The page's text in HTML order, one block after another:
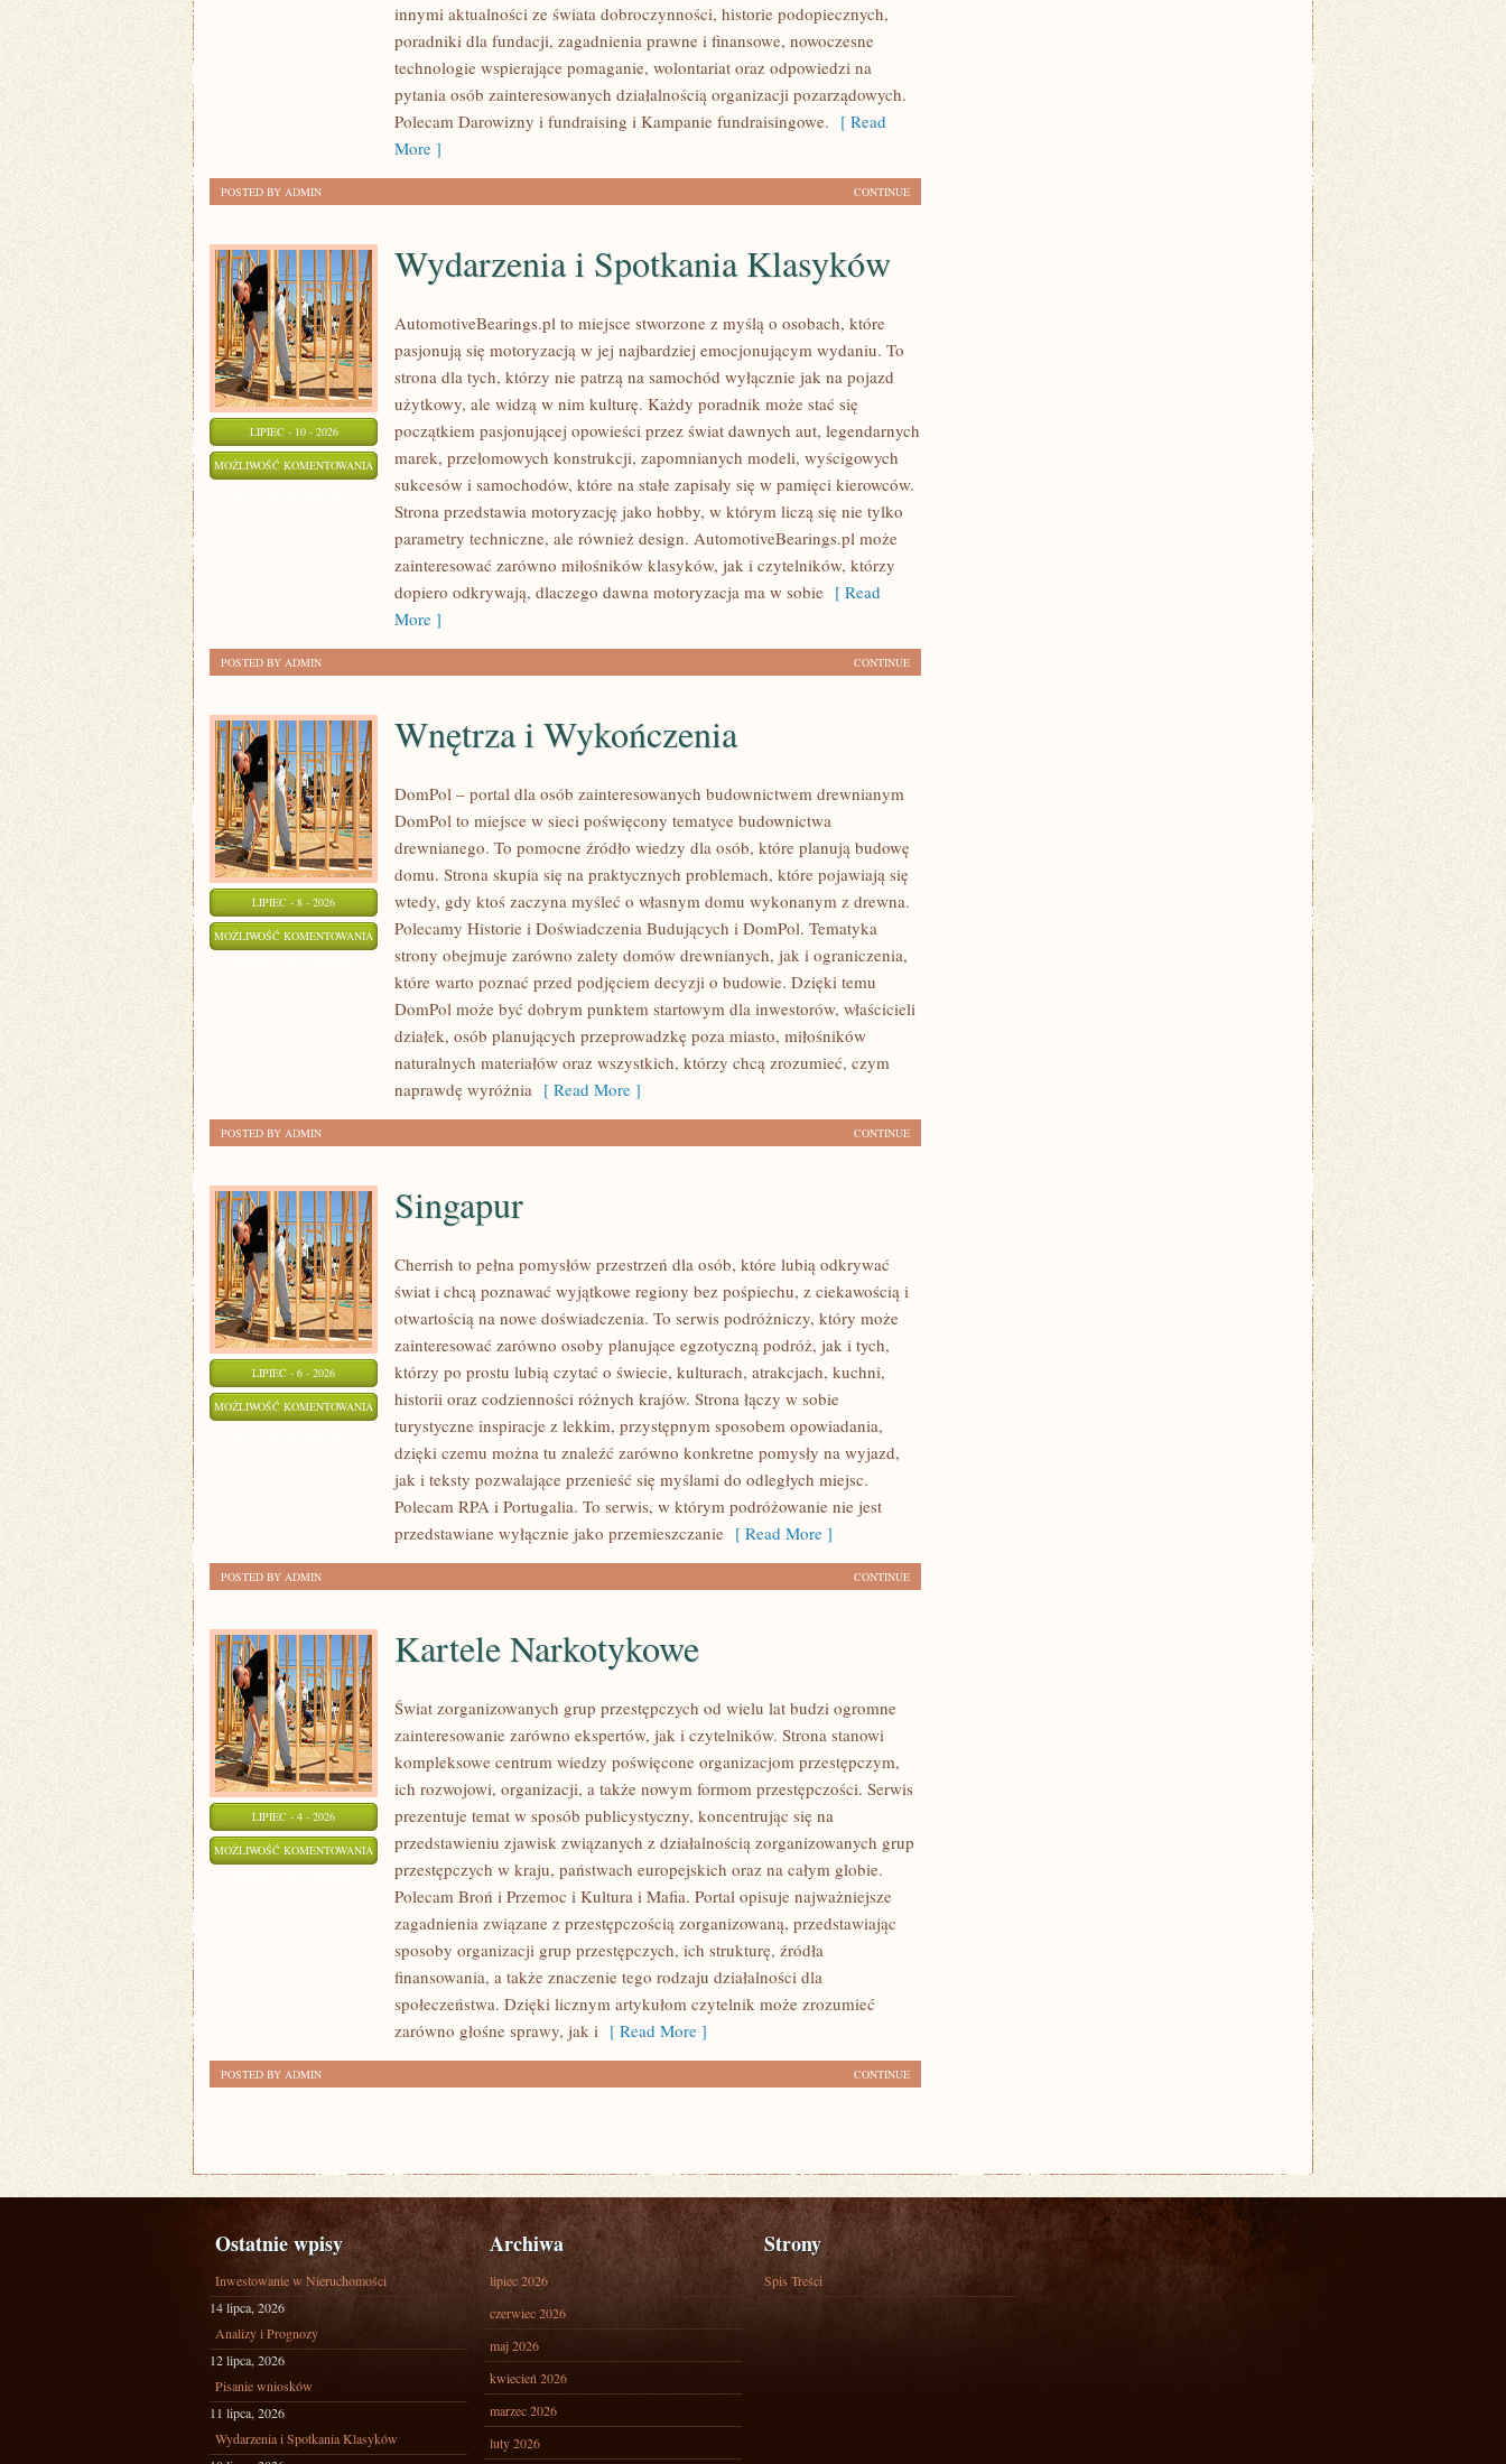
innymi aktualności ze świata dobroczynności, historie podopiecznych,
poradniki dla fundacji, zagadnienia prawne i finansowe, nowoczesne
technologie wspierające pomaganie, wolontariat oraz odpowiedzi na
pytania osób zainteresowanych działalnością organizacji pozarządowych.
Polecam Darowizny i fundraising i Kampanie fundraisingowe. [ Read
More ]
CONTINUE
POSTED BY ADMIN
LIPIEC - 10 - 2026
MOŻLIWOŚĆ KOMENTOWANIA WYDARZENIA
SPOTKANIA
KLASYKÓW
Wydarzenia i Spotkania Klasyków
AutomotiveBearings.pl to miejsce stworzone z myślą o osobach, które
pasjonują się motoryzacją w jej najbardziej emocjonującym wydaniu. To
strona dla tych, którzy nie patrzą na samochód wyłącznie jak na pojazd
użytkowy, ale widzą w nim kulturę. Każdy poradnik może stać się
początkiem pasjonującej opowieści przez świat dawnych aut, legendarnych
marek, przełomowych konstrukcji, zapomnianych modeli, wyścigowych
sukcesów i samochodów, które na stałe zapisały się w pamięci kierowców.
Strona przedstawia motoryzację jako hobby, w którym liczą się nie tylko
parametry techniczne, ale również design. AutomotiveBearings.pl może
zainteresować zarówno miłośników klasyków, jak i czytelników, którzy
dopiero odkrywają, dlaczego dawna motoryzacja ma w sobie [ Read
More ]
CONTINUE
POSTED BY ADMIN
LIPIEC - 8 - 2026
MOŻLIWOŚĆ KOMENTOWANIA WNĘTRZA
WYKOŃCZENIA
Wnętrza i Wykończenia
DomPol – portal dla osób zainteresowanych budownictwem drewnianym
DomPol to miejsce w sieci poświęcony tematyce budownictwa
drewnianego. To pomocne źródło wiedzy dla osób, które planują budowę
domu. Strona skupia się na praktycznych problemach, które pojawiają się
wtedy, gdy ktoś zaczyna myśleć o własnym domu wykonanym z drewna.
Polecamy Historie i Doświadczenia Budujących i DomPol. Tematyka
strony obejmuje zarówno zalety domów drewnianych, jak i ograniczenia,
które warto poznać przed podjęciem decyzji o budowie. Dzięki temu
DomPol może być dobrym punktem startowym dla inwestorów, właścicieli
działek, osób planujących przeprowadzkę poza miasto, miłośników
naturalnych materiałów oraz wszystkich, którzy chcą zrozumieć, czym
naprawdę wyróżnia [ Read More ]
CONTINUE
POSTED BY ADMIN
LIPIEC - 6 - 2026
MOŻLIWOŚĆ KOMENTOWANIA SINGAPUR
Singapur
Cherrish to pełna pomysłów przestrzeń dla osób, które lubią odkrywać
świat i chcą poznawać wyjątkowe regiony bez pośpiechu, z ciekawością i
otwartością na nowe doświadczenia. To serwis podróżniczy, który może
zainteresować zarówno osoby planujące egzotyczną podróż, jak i tych,
którzy po prostu lubią czytać o świecie, kulturach, atrakcjach, kuchni,
historii oraz codzienności różnych krajów. Strona łączy w sobie
turystyczne inspiracje z lekkim, przystępnym sposobem opowiadania,
dzięki czemu można tu znaleźć zarówno konkretne pomysły na wyjazd,
jak i teksty pozwalające przenieść się myślami do odległych miejsc.
Polecam RPA i Portugalia. To serwis, w którym podróżowanie nie jest
przedstawiane wyłącznie jako przemieszczanie [ Read More ]
CONTINUE
POSTED BY ADMIN
LIPIEC - 4 - 2026
MOŻLIWOŚĆ KOMENTOWANIA KARTELE
NARKOTYKOWE
Kartele Narkotykowe
Świat zorganizowanych grup przestępczych od wielu lat budzi ogromne
zainteresowanie zarówno ekspertów, jak i czytelników. Strona stanowi
kompleksowe centrum wiedzy poświęcone organizacjom przestępczym,
ich rozwojowi, organizacji, a także nowym formom przestępczości. Serwis
prezentuje temat w sposób publicystyczny, koncentrując się na
przedstawieniu zjawisk związanych z działalnością zorganizowanych grup
przestępczych w kraju, państwach europejskich oraz na całym globie.
Polecam Broń i Przemoc i Kultura i Mafia. Portal opisuje najważniejsze
zagadnienia związane z przestępczością zorganizowaną, przedstawiając
sposoby organizacji grup przestępczych, ich strukturę, źródła
finansowania, a także znaczenie tego rodzaju działalności dla
społeczeństwa. Dzięki licznym artykułom czytelnik może zrozumieć
zarówno głośne sprawy, jak i [ Read More ]
CONTINUE
POSTED BY ADMIN
Ostatnie wpisy
Inwestowanie w Nieruchomości
14 lipca, 2026
Analizy i Prognozy
12 lipca, 2026
Pisanie wniosków
11 lipca, 2026
Wydarzenia i Spotkania Klasyków
Archiwa
lipiec 2026
czerwiec 2026
maj 2026
kwiecień 2026
marzec 2026
luty 2026
Strony
Spis Treści